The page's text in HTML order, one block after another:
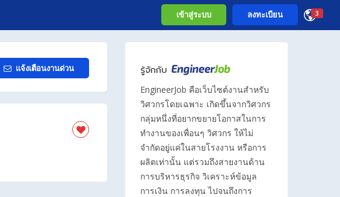
3
เข้าสู่ระบบ ลงทะเบียน
แจ้งเตือนงานด่วน รู้จักกับ
EngineerJob คือเว็บไซต์งานสำหรับ
วิศวกรโดยเฉพาะ เกิดขึ้นจากวิศวกร
กลุ่มหนึ่งที่อยากขยายโอกาสในการ
ทำงานของเพื่อนๆ วิศวกร ให้ไม่
จำกัดอยู่แค่ในสายโรงงาน หรือการ
ผลิตเท่านั้น แต่รวมถึงสายงานด้าน
การบริหารธุรกิจ วิเคราะห์ข้อมูล
การเงิน การลงทุน ไปจนถึงการ